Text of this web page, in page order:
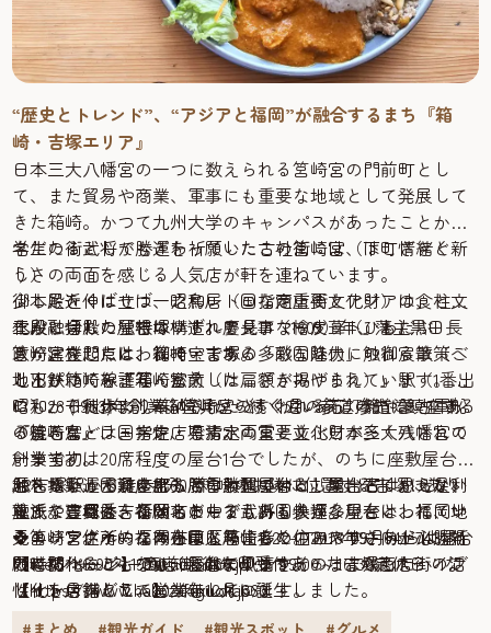
“歴史とトレンド”、“アジアと福岡”が融合するまち『箱
崎・吉塚エリア』
日本三大八幡宮の一つに数えられる筥崎宮の門前町とし
て、また貿易や商業、軍事にも重要な地域として発展して
きた箱崎。かつて九州大学のキャンパスがあったことから
学生の街としてもぎわっていたこの街には、下町情緒と新
しさの両面を感じる人気店が軒を連ねています。
少し足を伸ばせば、昭和レトロな商店街とアジアの食と文
化が融合した『吉塚リトルアジアマーケット』も。
筥崎宮を起点に、箱崎・吉塚の多彩な魅力に触れる散策へ
と出かけてみませんか？
名だたる武将が勝運を祈願した古社筥崎宮（はこざきぐ
う）
御本殿近くに立つ一之鳥居（国指定重要文化財）は、柱が
三段に切れた独特の構造。慶長14（1609）年、藩主黒田長
政が建立したとわれています。
地下鉄箱崎線『箱崎宮前（はこざきみやまえ）』駅（1番出
口）から徒歩3分。箱崎浜から続く広い参道の先に鎮座する
『筥崎宮』は、宇佐、石清水両宮と並ぶ日本三大八幡宮の
一つです。
厄を払い、困難に打ち勝つ勝運の神として、古くから足利
尊氏や豊臣秀吉など名だたる武将も参拝。現在は、福岡ソ
フトバンクホークスをはじめ、多くのアスリートが必勝祈
願に訪れることでも知られています。
本殿と拝殿の屋根はいずれも見事な檜皮葺（ひわだぶ
き）。楼門には、御神宝である「敵国降伏」の御宸筆（ご
しんぴつ）を謹写・拡大した扁額が掲げられています。他
にも、千利休より奉納されたといわれる石灯籠や蒙古軍船
の碇石など、国指定・県指定の重要文化財が多く残されて
います。
触れると運が湧き出ると言われている「湧出石」。ぜひ、
触ってご利益を祈願しましょう。
❖筥崎宮住所：福岡市東区箱崎1-22-1TEL：092-641-7431開
門時間：6:00～19:00 ※御朱印受付9:00～16:30定休日：な
しhttps://www.hakozakigu.or.jp/
昭和28 (1953)年創業。筥崎宮のすぐ目の前、参道沿いにあ
る焼き鳥・ラーメン店です。
創業当初は20席程度の屋台1台でしたが、のちに座敷屋台1
台を増築して、座席60席の大型屋台に。屋台とは思えない
立派な建具と、冬はストーブもある快適な屋台として、地
元のシンボル的な存在になりました。2018年9月からは屋台
の老朽化にともない、屋台の風情をそのまま残したハイブ
リット店舗として営業をしています。
JR吉塚駅から徒歩4分、箱崎のお隣に位置する吉塚にあり
ます。吉塚は、福岡市の中でも外国人が多いといわれてい
るエリア。そのため外国人居住者の住みやすさ向上
と、“シャッター商店街”になりつつあった吉塚商店街の活
性化を目指して、2020年12月に誕生しました。
【Web ページ】 fukuoka360.jp
【インスタグラム】 fukuoka360
#まとめ #観光ガイド #観光スポット
#グルメ